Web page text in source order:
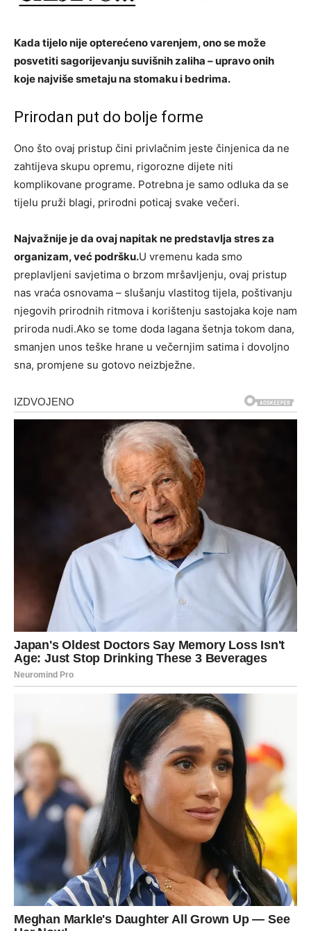
Kada tijelo nije opterećeno varenjem, ono se može
posvetiti sagorijevanju suvišnih zaliha – upravo onih
koje najviše smetaju na stomaku i bedrima.
Prirodan put do bolje forme
Ono što ovaj pristup čini privlačnim jeste činjenica da ne
zahtijeva skupu opremu, rigorozne dijete niti
komplikovane programe. Potrebna je samo odluka da se
tijelu pruži blagi, prirodni poticaj svake večeri.
Najvažnije je da ovaj napitak ne predstavlja stres za
organizam, već podršku.U vremenu kada smo
preplavljeni savjetima o brzom mršavljenju, ovaj pristup
nas vraća osnovama – slušanju vlastitog tijela, poštivanju
njegovih prirodnih ritmova i korištenju sastojaka koje nam
priroda nudi.Ako se tome doda lagana šetnja tokom dana,
smanjen unos teške hrane u večernjim satima i dovoljno
sna, promjene su gotovo neizbježne.